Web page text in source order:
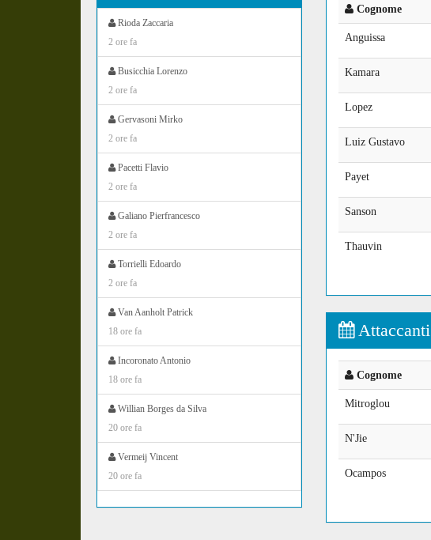
Rioda Zaccaria
2 ore fa
Busicchia Lorenzo
2 ore fa
Gervasoni Mirko
2 ore fa
Pacetti Flavio
2 ore fa
Galiano Pierfrancesco
2 ore fa
Torrielli Edoardo
2 ore fa
Van Aanholt Patrick
18 ore fa
Incoronato Antonio
18 ore fa
Willian Borges da Silva
20 ore fa
Vermeij Vincent
20 ore fa
Cognome
Anguissa
Kamara
Lopez
Luiz Gustavo
Payet
Sanson
Thauvin
Attaccanti
Cognome
Mitroglou
N'Jie
Ocampos